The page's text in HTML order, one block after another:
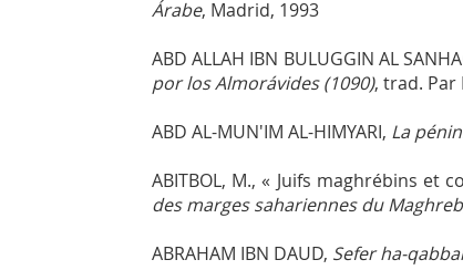
Árabe, Madrid, 1993
ABD ALLAH IBN BULUGGIN AL
por los Almorávides (1090), trad. Par
ABD AL-MUN'IM AL-HIMYARI, La
ABITBOL, M., « Juifs maghrébins et
des marges sahariennes du Maghreb
ABRAHAM IBN DAUD, Sefer ha-